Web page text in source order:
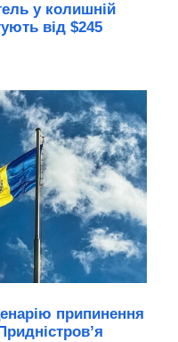
у колишній
від $245
припинення